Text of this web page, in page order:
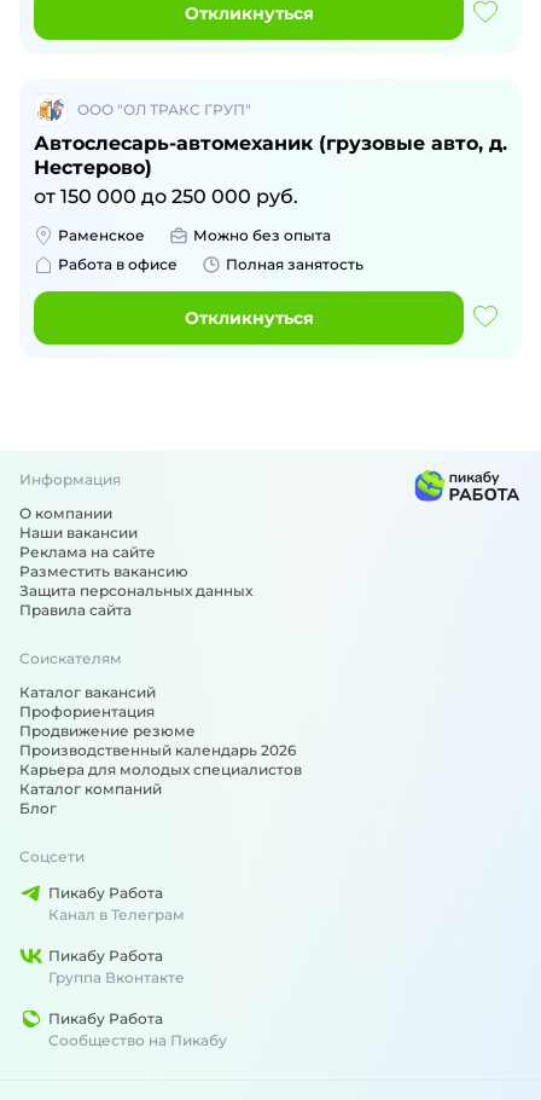
Откликнуться
ООО "ОЛ ТРАКС ГРУП"
Автослесарь-автомеханик (грузовые авто, д.
Нестерово)
от 150 000 до 250 000 руб.
Раменское
Можно без опыта
Работа в офисе
Полная занятость
Откликнуться
Информация
О компании
Наши вакансии
Реклама на сайте
Разместить вакансию
Защита персональных данных
Правила сайта
Соискателям
Каталог вакансий
Профориентация
Продвижение резюме
Производственный календарь 2026
Карьера для молодых специалистов
Каталог компаний
Блог
Соцсети
Пикабу Работа
Канал в Телеграм
Пикабу Работа
Группа Вконтакте
Пикабу Работа
Сообщество на Пикабу